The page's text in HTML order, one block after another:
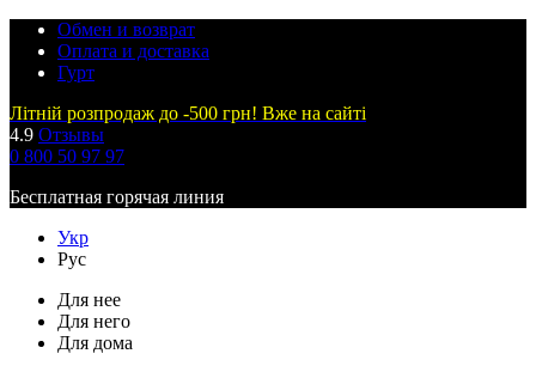
Обмен и возврат
Оплата и доставка
Гурт
Літній розпродаж до -500 грн! Вже на сайті
4.9 Отзывы
0 800 50 97 97
Бесплатная горячая линия
Укр
Рус
Для нее
Для него
Для дома